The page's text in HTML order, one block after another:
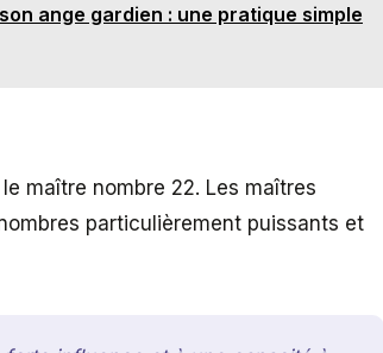
ange gardien : une pratique simple
maître nombre 22. Les maîtres
particulièrement puissants et